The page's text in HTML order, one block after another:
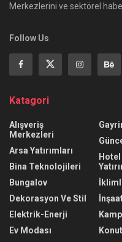
Merkezlerini ve sektörel
Follow Us
Katagori
Alışveriş
Merkezleri
Arsa Yatırımları
Bina Teknolojileri
Bungalov
Dekorasyon Ve Stil
Elektrik-Enerji
Ev Modası